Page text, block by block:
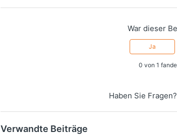
War dieser
Ja
0 von 1
Haben Sie
Verwandte Beiträge